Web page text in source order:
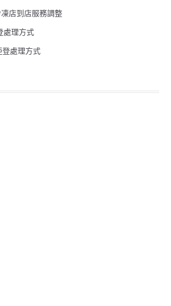
店到店服務調整
處理方式
處理方式